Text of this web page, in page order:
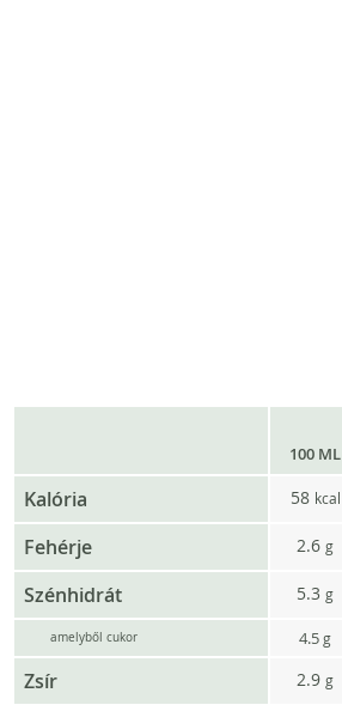
100 ML
Kalória 58 kcal
Fehérje 2.6 g
Szénhidrát 5.3 g
amelyből cukor 4.5g
Zsír 2.9 g